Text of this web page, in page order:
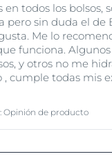
en todos los bolsos,
pero sin duda el de
Me lo
funciona.
y otros no me
, cumple todas mis
: Opinión de producto